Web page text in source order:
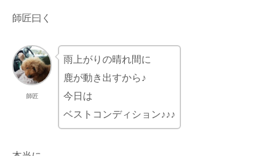
師匠曰く
師匠
雨上がりの晴れ間に
鹿が動き出すから♪
今日は
ベストコンディション♪♪♪